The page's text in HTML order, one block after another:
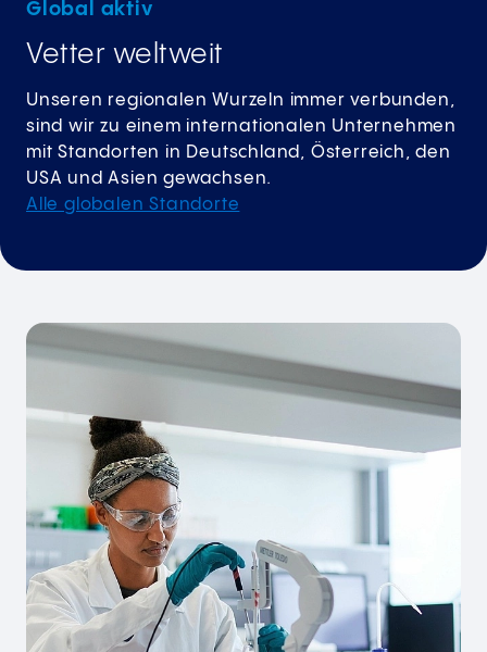
Global aktiv
Vetter weltweit
Unseren regionalen Wurzeln immer verbunden,
sind wir zu einem internationalen Unternehmen
mit Standorten in Deutschland, Österreich, den
USA und Asien gewachsen.
Alle globalen Standorte